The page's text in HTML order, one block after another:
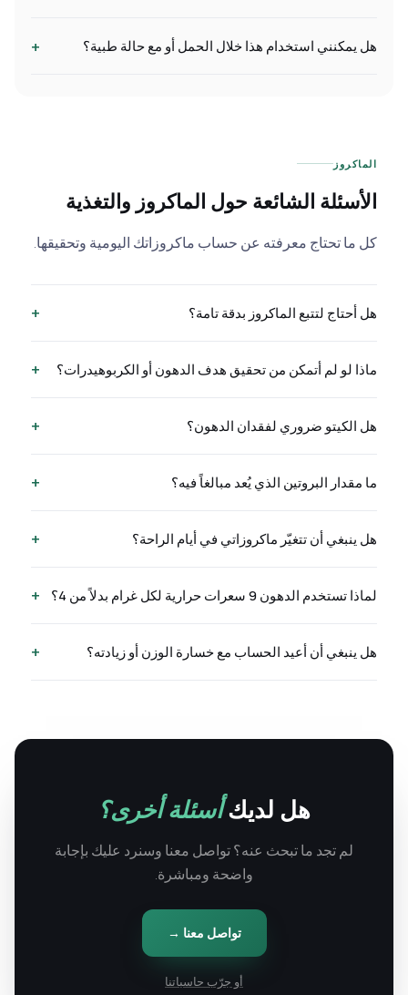
هل يمكنني استخدام هذا خلال الحمل أو مع حالة طبية؟
الماكروز
الأسئلة الشائعة حول الماكروز والتغذية
كل ما تحتاج معرفته عن حساب ماكروزاتك اليومية وتحقيقها.
هل أحتاج لتتبع الماكروز بدقة تامة؟
ماذا لو لم أتمكن من تحقيق هدف الدهون أو الكربوهيدرات؟ +
هل الكيتو ضروري لفقدان الدهون؟
ما مقدار البروتين الذي يُعد مبالغاً فيه؟
هل ينبغي أن تتغيّر ماكروزاتي في أيام الراحة؟
لماذا تستخدم الدهون 9 سعرات حرارية لكل غرام بدلاً من 4؟ +
هل ينبغي أن أعيد الحساب مع خسارة الوزن أو زيادته؟
هل لديكأسئلة أخرى؟
لم تجد ما تبحث عنه؟ تواصل معنا وسنرد عليك بإجابة
واضحة ومباشرة.
تواصل معنا →
أو جرّب حاسباتنا